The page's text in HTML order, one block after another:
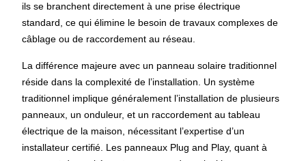
ils se branchent directement à une prise électrique
standard, ce qui élimine le besoin de travaux complexes de
câblage ou de raccordement au réseau.
La différence majeure avec un panneau solaire traditionnel
réside dans la complexité de l’installation. Un système
traditionnel implique généralement l’installation de plusieurs
panneaux, un onduleur, et un raccordement au tableau
électrique de la maison, nécessitant l’expertise d’un
installateur certifié. Les panneaux Plug and Play, quant à